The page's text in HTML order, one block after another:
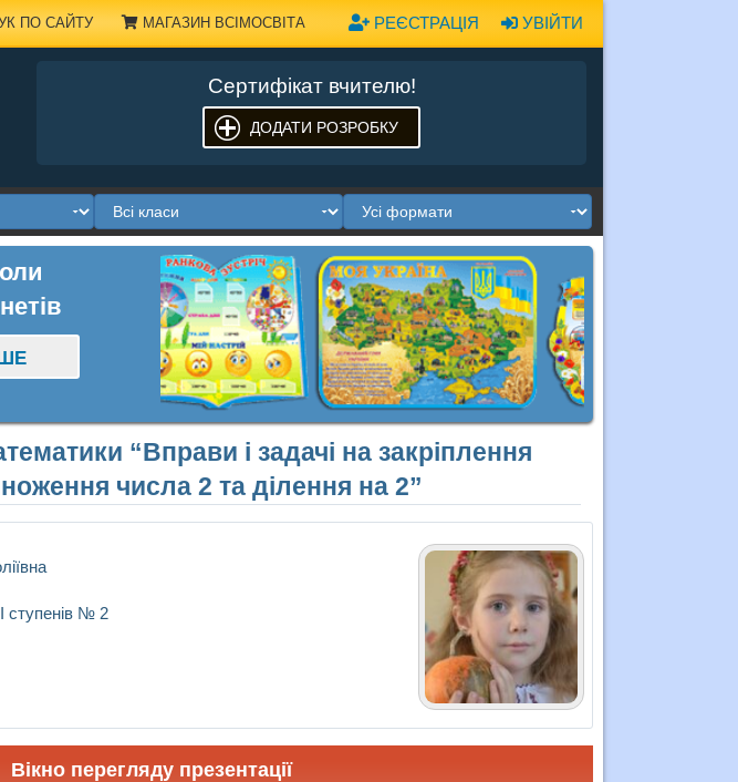
УВІЙТИ
РЕЄСТРАЦІЯ
ПО САЙТУ МАГАЗИН ВСІМОСВІТА
Сертифікат вчителю!
ДОДАТИ РОЗРОБКУ
“Вправи і задачі на закріплення
числа 2 та ділення на 2”
ступенів № 2
Вікно перегляду презентації